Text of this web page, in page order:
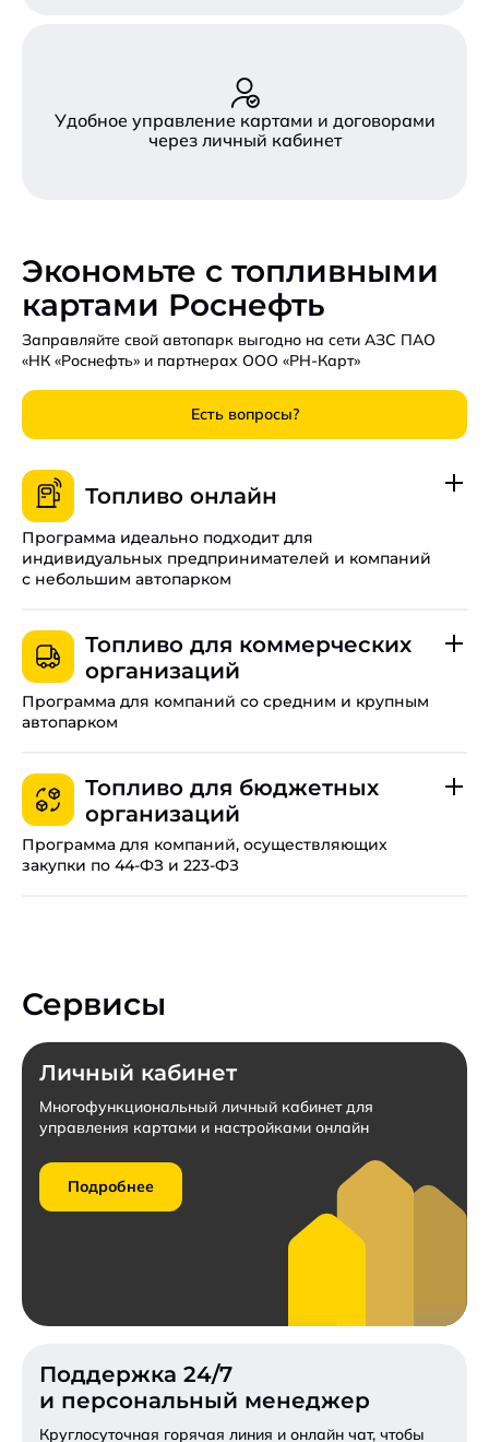
Удобное управление картами и договорами
через личный кабинет
Экономьте с топливными
картами Роснефть
Заправляйте свой автопарк выгодно на сети АЗС ПАО
«НК «Роснефть» и партнерах ООО «РН-Карт»
Есть вопросы?
Топливо онлайн
Программа идеально подходит для
индивидуальных предпринимателей и компаний
с небольшим автопарком
Оплачивайте топливо даже при отсутствии связи.
Управляйте лимитами, балансом и настройками всех
карт в режиме реального времени.
Топливо для коммерческих
организаций
Программа для компаний со средним и крупным
автопарком
региональные тарифы для Орла.
Свяжите функционал личного кабинета с вашей
внутренней платформой.
Полный электронный документооборот.
Топливо для бюджетных
организаций
Программа для компаний, осуществляющих
закупки по 44-ФЗ и 223-ФЗ
Заключить договор
Запросить коммерческое предложение
Сервисы
Личный кабинет
Многофункциональный личный кабинет для
управления картами и настройками онлайн
Подробнее
Поддержка 24/7
и персональный менеджер
Круглосуточная горячая линия и онлайн чат, чтобы